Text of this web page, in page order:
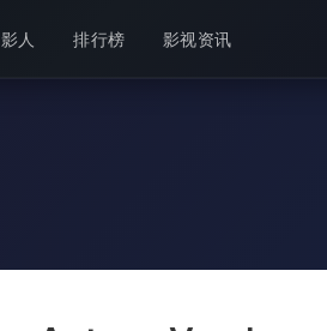
影人 排行榜 影视资讯